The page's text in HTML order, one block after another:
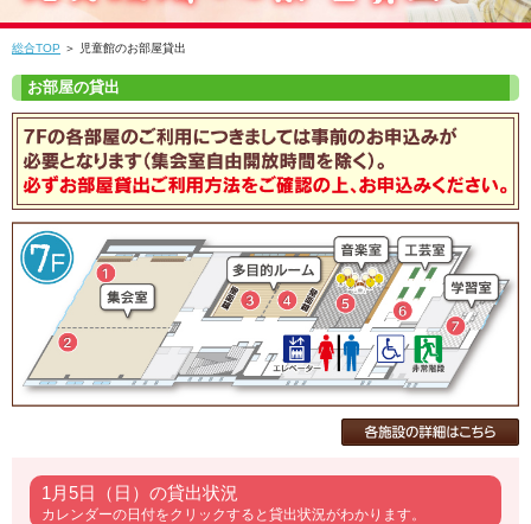
総合TOP ＞ 児童館のお部屋貸出
1月5日（日）の貸出状況
カレンダーの日付をクリックすると貸出状況がわかります。